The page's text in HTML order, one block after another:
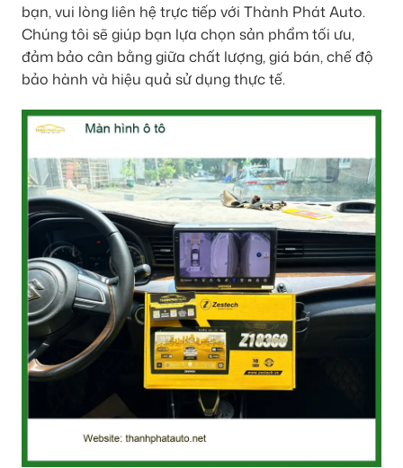
bạn, vui lòng liên hệ trực tiếp với Thành Phát Auto.
Chúng tôi sẽ giúp bạn lựa chọn sản phẩm tối ưu,
đảm bảo cân bằng giữa chất lượng, giá bán, chế độ
bảo hành và hiệu quả sử dụng thực tế.